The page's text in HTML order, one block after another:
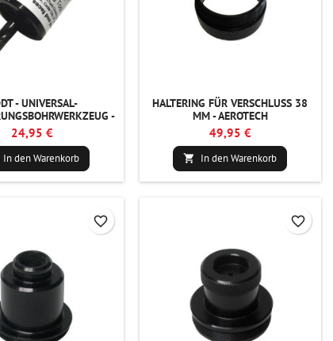
- UNIVERSAL-
-
AEROTECH
24,95 €
In den Warenkorb
HALTERING FÜR VERSCHLUSS 38
MM - AEROTECH
49,95 €
 In den Warenkorb
favorite_border favorite_border